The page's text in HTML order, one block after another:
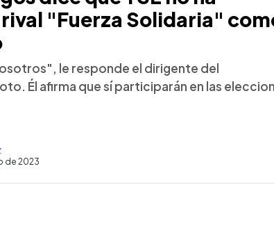
"Fuerza Solidaria"
le responde el dirigente del
Él afirma que sí participarán en las
de 2023